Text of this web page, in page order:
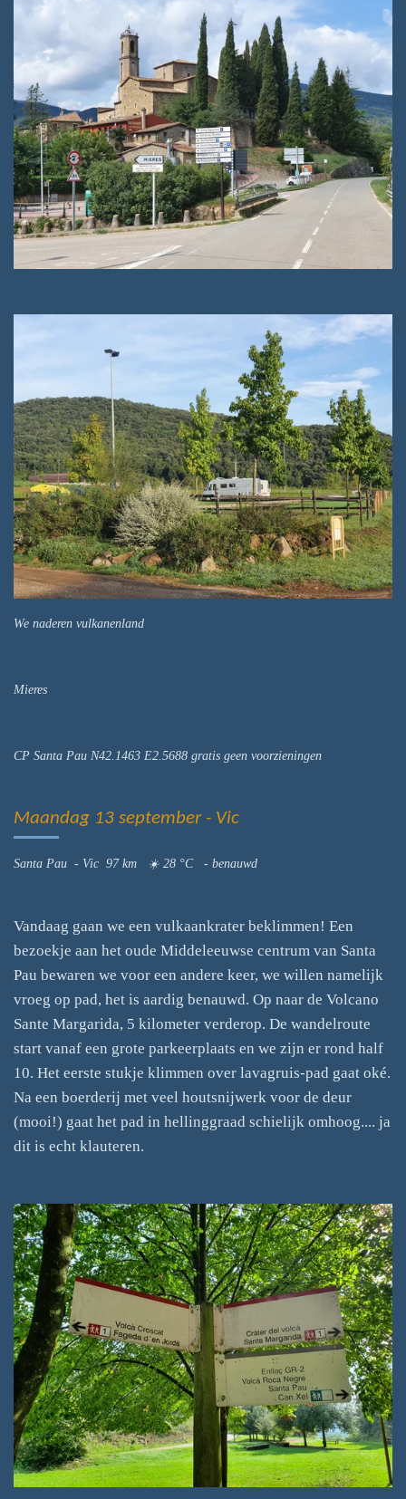
We naderen vulkanenland
Mieres
CP Santa Pau N42.1463 E2.5688 gratis geen voorzieningen
Maandag 13 september - Vic
Santa Pau - Vic 97 km ☀️ 28 °C - benauwd
Vandaag gaan we een vulkaankrater beklimmen! Een
bezoekje aan het oude Middeleeuwse centrum van Santa
Pau bewaren we voor een andere keer, we willen namelijk
vroeg op pad, het is aardig benauwd. Op naar de Volcano
Sante Margarida, 5 kilometer verderop. De wandelroute
start vanaf een grote parkeerplaats en we zijn er rond half
10. Het eerste stukje klimmen over lavagruis-pad gaat oké.
Na een boerderij met veel houtsnijwerk voor de deur
(mooi!) gaat het pad in hellinggraad schielijk omhoog.... ja
dit is echt klauteren.